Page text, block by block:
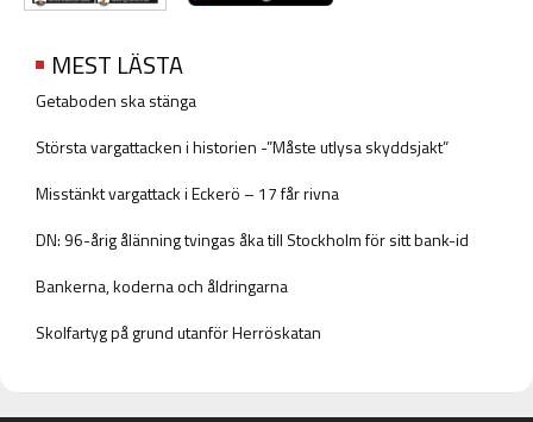
MEST LÄSTA
Getaboden ska stänga
Största vargattacken i historien -”Måste utlysa skyddsjakt”
Misstänkt vargattack i Eckerö – 17 får rivna
DN: 96-årig ålänning tvingas åka till Stockholm för sitt bank-id
Bankerna, koderna och åldringarna
Skolfartyg på grund utanför Herröskatan